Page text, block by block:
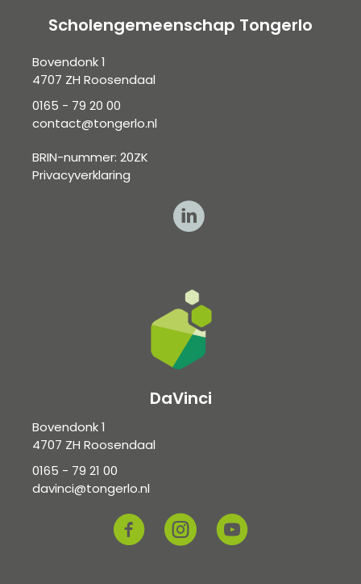
Scholengemeenschap Tongerlo
Bovendonk 1
4707 ZH Roosendaal
0165 - 79 20 00
contact@tongerlo.nl
BRIN-nummer: 20ZK
Privacyverklaring
DaVinci
Bovendonk 1
4707 ZH Roosendaal
0165 - 79 21 00
davinci@tongerlo.nl